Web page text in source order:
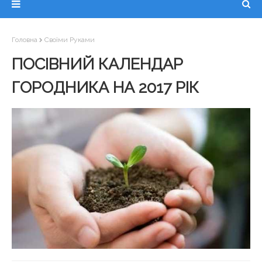
Головна Своїми Руками
ПОСІВНИЙ КАЛЕНДАР
ГОРОДНИКА НА 2017 РІК